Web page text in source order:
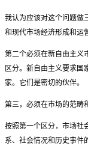
我认为应该对这个问题做
和现代市场经济形成和运
第二个必须在新自由主义
区分。新自由主义要求国
家。它们是密切的伙伴。
第三，必须在市场的范畴
按照第一个区分，市场社
系、社会情况和历史事件